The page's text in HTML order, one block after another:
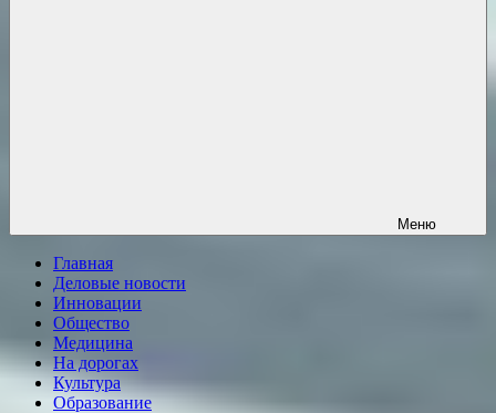
Меню
Главная
Деловые новости
Инновации
Общество
Медицина
На дорогах
Культура
Образование